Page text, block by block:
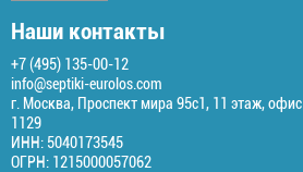
Наши контакты
+7 (495) 135-00-12
info@septiki-eurolos.com
г. Москва, Проспект мира 95с1, 11 этаж, офис
1129
ИНН: 5040173545
ОГРН: 1215000057062